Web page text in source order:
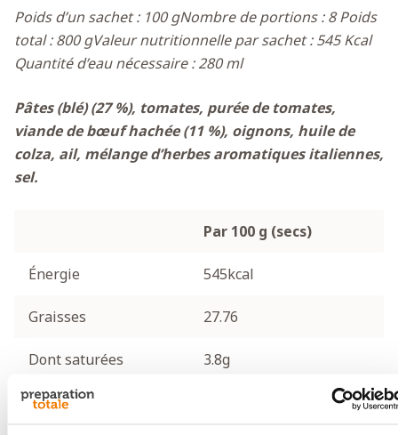
Poids d’un sachet : 100 gNombre de portions : 8Poids
total : 800 gValeur nutritionnelle par sachet : 545 Kcal
Quantité d’eau nécessaire : 280 ml
Pâtes (blé) (27 %), tomates, purée de tomates,
viande de bœuf hachée (11 %), oignons, huile de
colza, ail, mélange d’herbes aromatiques italiennes,
sel.
Par 100 g (secs)
Énergie 545kcal
Graisses 27.76
Dont saturées 3.8g
Glucides